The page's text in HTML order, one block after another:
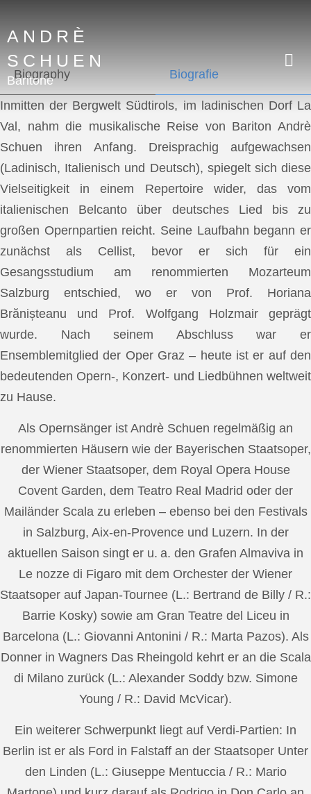
ANDRÈ
SCHUEN
Baritone
Biography Biografie
Inmitten der Bergwelt Südtirols, im ladinischen Dorf La
Val, nahm die musikalische Reise von Bariton Andrè
Schuen ihren Anfang. Dreisprachig aufgewachsen
(Ladinisch, Italienisch und Deutsch), spiegelt sich diese
Vielseitigkeit in einem Repertoire wider, das vom
italienischen Belcanto über deutsches Lied bis zu
großen Opernpartien reicht. Seine Laufbahn begann er
zunächst als Cellist, bevor er sich für ein
Gesangsstudium am renommierten Mozarteum
Salzburg entschied, wo er von Prof. Horiana
Brănișteanu und Prof. Wolfgang Holzmair geprägt
wurde. Nach seinem Abschluss war er
Ensemblemitglied der Oper Graz – heute ist er auf den
bedeutenden Opern-, Konzert- und Liedbühnen weltweit
zu Hause.
Als Opernsänger ist Andrè Schuen regelmäßig an
renommierten Häusern wie der Bayerischen Staatsoper,
der Wiener Staatsoper, dem Royal Opera House
Covent Garden, dem Teatro Real Madrid oder der
Mailänder Scala zu erleben – ebenso bei den Festivals
in Salzburg, Aix-en-Provence und Luzern. In der
aktuellen Saison singt er u. a. den Grafen Almaviva in
Le nozze di Figaro mit dem Orchester der Wiener
Staatsoper auf Japan-Tournee (L.: Bertrand de Billy / R.:
Barrie Kosky) sowie am Gran Teatre del Liceu in
Barcelona (L.: Giovanni Antonini / R.: Marta Pazos). Als
Donner in Wagners Das Rheingold kehrt er an die Scala
di Milano zurück (L.: Alexander Soddy bzw. Simone
Young / R.: David McVicar).
Ein weiterer Schwerpunkt liegt auf Verdi-Partien: In
Berlin ist er als Ford in Falstaff an der Staatsoper Unter
den Linden (L.: Giuseppe Mentuccia / R.: Mario